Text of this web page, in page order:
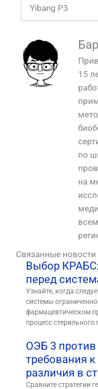
Yibang P3
15
по
на
Связанные новости
Выбор
перед
Узнайте, когда
системы
фармацевтическом
процесс стерильного
ОЭБ 3
требования
различия в
Сравните стратегии